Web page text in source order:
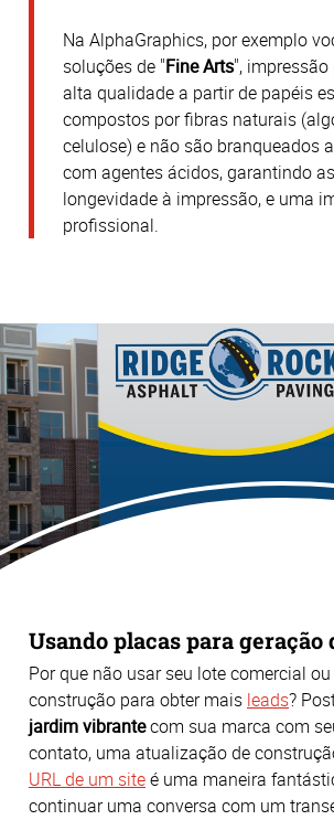
Na AlphaGraphics, por exemplo
soluções de "Fine Arts",
alta qualidade a partir de papéis
compostos por fibras naturais
celulose) e não são branqueados
com agentes ácidos, garantindo
longevidade à impressão, e uma
profissional.
Usando placas para geração
Por que não usar seu lote comercial
construção para obter mais leads?
jardim vibrantecom sua marca com
contato, uma atualização de
URL de um siteé uma maneira
continuar uma conversa com um